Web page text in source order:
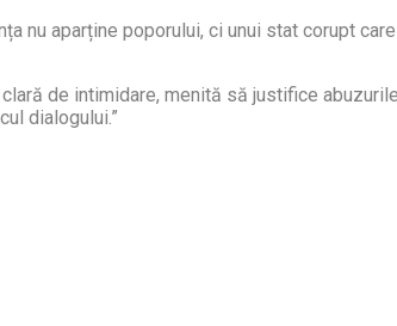
nu aparține poporului, ci unui stat corupt
de intimidare, menită să justifice
dialogului.”